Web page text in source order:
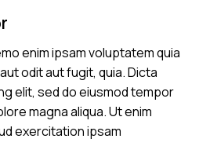
enim ipsam voluptatem quia
odit aut fugit, quia. Dicta
elit, sed do eiusmod tempor
magna aliqua. Ut enim
exercitation ipsam